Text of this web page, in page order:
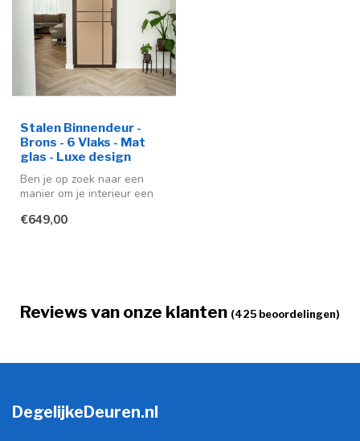
Stalen Binnendeur -
Brons - 6 Vlaks - Mat
glas - Luxe design
Ben je op zoek naar een
manier om je interieur een
uitstra...
€649,00
Reviews van onze klanten (425 beoordelingen)
DegelijkeDeuren.nl